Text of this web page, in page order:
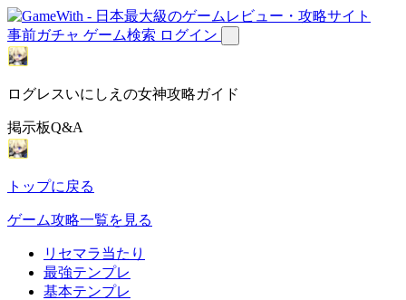
事前ガチャ ゲーム検索 ログイン
ログレスいにしえの女神攻略ガイド
掲示板Q&A
トップに戻る
ゲーム攻略一覧を見る
リセマラ当たり
最強テンプレ
基本テンプレ